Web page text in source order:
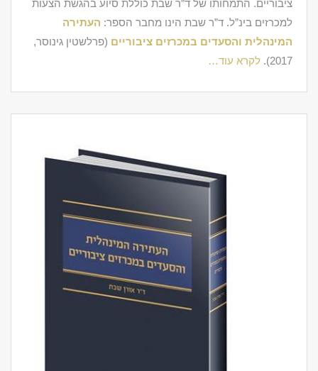
ציבוריים. התמחותו של ד”ר שבת כוללת סיוע בהגשת הצעות
למכרזים בינ”ל. ד”ר שבת הינו מחבר הספר: העתירה
המינהלית והסעדים במכרזים ציבוריים (פרלשטין גינוסר,
2017).
לקרא עוד…